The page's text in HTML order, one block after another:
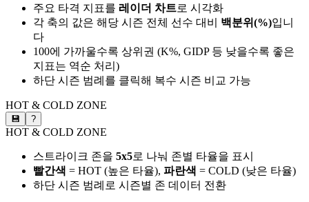
주요 타격 지표를 레이더 차트로 시각화
각 축의 값은 해당 시즌 전체 선수 대비 백분위(%)입니
다
100에 가까울수록 상위권 (K%, GIDP 등 낮을수록 좋은
지표는 역순 처리)
하단 시즌 범례를 클릭해 복수 시즌 비교 가능
HOT & COLD ZONE
💾 ?
HOT & COLD ZONE
스트라이크 존을 5x5로 나눠 존별 타율을 표시
빨간색 = HOT (높은 타율), 파란색 = COLD (낮은 타율)
하단 시즌 범례로 시즌별 존 데이터 전환